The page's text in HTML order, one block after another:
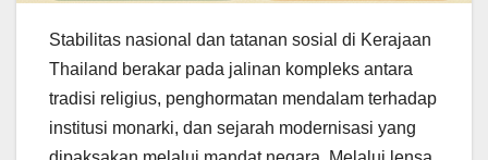
Stabilitas nasional dan tatanan sosial di Kerajaan
Thailand berakar pada jalinan kompleks antara
tradisi religius, penghormatan mendalam terhadap
institusi monarki, dan sejarah modernisasi yang